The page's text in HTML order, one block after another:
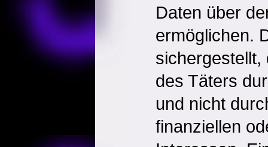
Daten über
ermöglichen.
sichergestellt,
des Täters
und nicht
finanziellen